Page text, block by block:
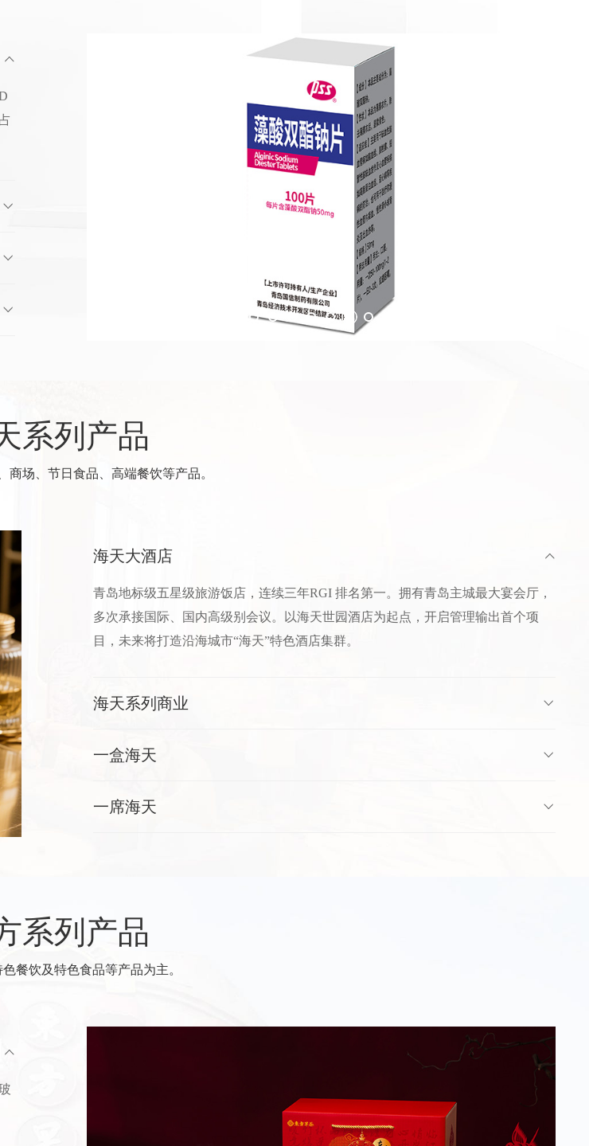
系列产品
商场、节日食品、高端餐饮等产品。
海天大酒店
青岛地标级五星级旅游饭店，连续三年RGI 排名第一。拥有青岛主城最大宴会厅，
多次承接国际、国内高级别会议。以海天世园酒店为起点，开启管理输出首个项
目，未来将打造沿海城市“海天”特色酒店集群。
海天系列商业
一盒海天
一席海天
系列产品
餐饮及特色食品等产品为主。